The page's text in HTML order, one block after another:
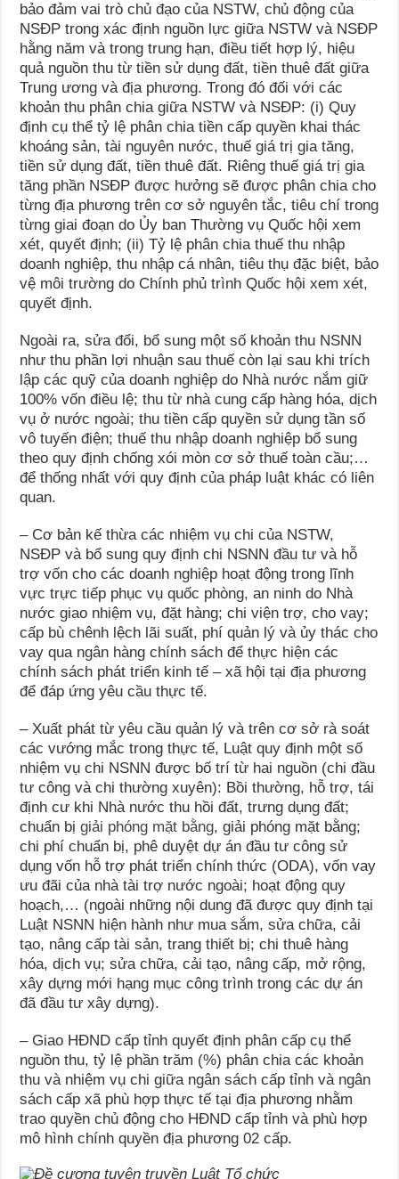
bảo đảm vai trò chủ đạo của NSTW, chủ động của
NSĐP trong xác định nguồn lực giữa NSTW và NSĐP
hằng năm và trong trung hạn, điều tiết hợp lý, hiệu
quả nguồn thu từ tiền sử dụng đất, tiền thuê đất giữa
Trung ương và địa phương. Trong đó đối với các
khoản thu phân chia giữa NSTW và NSĐP: (i) Quy
định cụ thể tỷ lệ phân chia tiền cấp quyền khai thác
khoáng sản, tài nguyên nước, thuế giá trị gia tăng,
tiền sử dụng đất, tiền thuê đất. Riêng thuế giá trị gia
tăng phần NSĐP được hưởng sẽ được phân chia cho
từng địa phương trên cơ sở nguyên tắc, tiêu chí trong
từng giai đoạn do Ủy ban Thường vụ Quốc hội xem
xét, quyết định; (ii) Tỷ lệ phân chia thuế thu nhập
doanh nghiệp, thu nhập cá nhân, tiêu thụ đặc biệt, bảo
vệ môi trường do Chính phủ trình Quốc hội xem xét,
quyết định.
Ngoài ra, sửa đổi, bổ sung một số khoản thu NSNN
như thu phần lợi nhuận sau thuế còn lại sau khi trích
lập các quỹ của doanh nghiệp do Nhà nước nắm giữ
100% vốn điều lệ; thu từ nhà cung cấp hàng hóa, dịch
vụ ở nước ngoài; thu tiền cấp quyền sử dụng tần số
vô tuyến điện; thuế thu nhập doanh nghiệp bổ sung
theo quy định chống xói mòn cơ sở thuế toàn cầu;…
để thống nhất với quy định của pháp luật khác có liên
quan.
– Cơ bản kế thừa các nhiệm vụ chi của NSTW,
NSĐP và bổ sung quy định chi NSNN đầu tư và hỗ
trợ vốn cho các doanh nghiệp hoạt động trong lĩnh
vực trực tiếp phục vụ quốc phòng, an ninh do Nhà
nước giao nhiệm vụ, đặt hàng; chi viện trợ, cho vay;
cấp bù chênh lệch lãi suất, phí quản lý và ủy thác cho
vay qua ngân hàng chính sách để thực hiện các
chính sách phát triển kinh tế – xã hội tại địa phương
để đáp ứng yêu cầu thực tế.
– Xuất phát từ yêu cầu quản lý và trên cơ sở rà soát
các vướng mắc trong thực tế, Luật quy định một số
nhiệm vụ chi NSNN được bố trí từ hai nguồn (chi đầu
tư công và chi thường xuyên): Bồi thường, hỗ trợ, tái
định cư khi Nhà nước thu hồi đất, trưng dụng đất;
chuẩn bịgiải phóng mặt bằng, giải phóng mặt bằng;
chi phí chuẩn bị, phê duyệt dự án đầu tư công sử
dụng vốn hỗ trợ phát triển chính thức (ODA), vốn vay
ưu đãi của nhà tài trợ nước ngoài; hoạt động quy
hoạch,… (ngoài những nội dung đã được quy định tại
Luật NSNN hiện hành như mua sắm, sửa chữa, cải
tạo, nâng cấp tài sản, trang thiết bị; chi thuê hàng
hóa, dịch vụ; sửa chữa, cải tạo, nâng cấp, mở rộng,
xây dựng mới hạng mục công trình trong các dự án
đã đầu tư xây dựng).
– Giao HĐND cấp tỉnh quyết định phân cấp cụ thể
nguồn thu, tỷ lệ phần trăm (%) phân chia các khoản
thu và nhiệm vụ chi giữa ngân sách cấp tỉnh và ngân
sách cấp xã phù hợp thực tế tại địa phương nhằm
trao quyền chủ động cho HĐND cấp tỉnh và phù hợp
mô hình chính quyền địa phương 02 cấp.